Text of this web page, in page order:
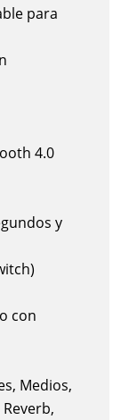
para
4.0
y
con
Medios,